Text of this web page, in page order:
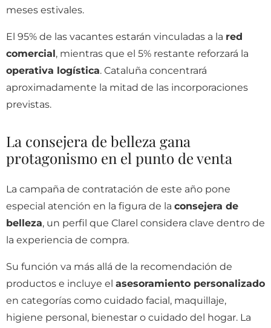
meses estivales.
El 95% de las vacantes estarán vinculadas a la red
comercial, mientras que el 5% restante reforzará la
operativa logística. Cataluña concentrará
aproximadamente la mitad de las incorporaciones
previstas.
La consejera de belleza gana
protagonismo en el punto de venta
La campaña de contratación de este año pone
especial atención en la figura de la consejera de
belleza, un perfil que Clarel considera clave dentro de
la experiencia de compra.
Su función va más allá de la recomendación de
productos e incluye el asesoramiento personalizado
en categorías como cuidado facial, maquillaje,
higiene personal, bienestar o cuidado del hogar. La